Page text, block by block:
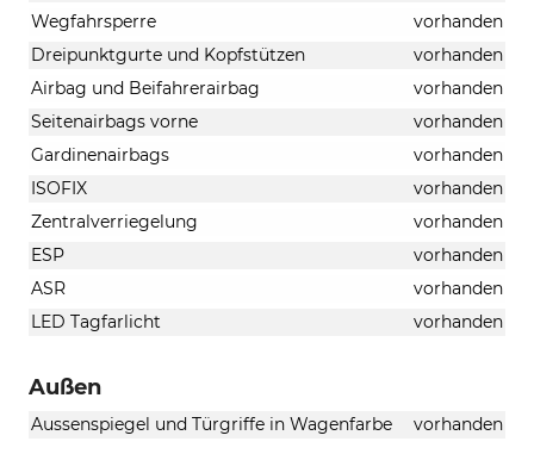
Wegfahrsperre
vorhanden
Dreipunktgurte und Kopfstützen
vorhanden
Airbag und Beifahrerairbag
vorhanden
Seitenairbags vorne
vorhanden
Gardinenairbags
vorhanden
ISOFIX
vorhanden
Zentralverriegelung
vorhanden
ESP
vorhanden
ASR
vorhanden
LED Tagfarlicht
vorhanden
Außen
Aussenspiegel und Türgriffe in Wagenfarbe vorhanden